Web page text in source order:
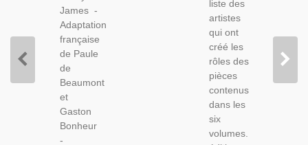
N°95
1951
James -
Adaptation
française
de Paule
de
Beaumont
et
Gaston
Bonheur
-
Acteurs,
liste des
artistes
qui ont
créé les
rôles des
pièces
contenus
dans les
six
volumes.